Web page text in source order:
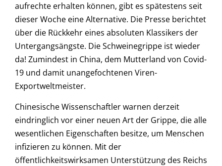
aufrechte erhalten können, gibt es spätestens seit
dieser Woche eine Alternative. Die Presse berichtet
über die Rückkehr eines absoluten Klassikers der
Untergangsängste. Die Schweinegrippe ist wieder
da! Zumindest in China, dem Mutterland von Covid-
19 und damit unangefochtenen Viren-
Exportweltmeister.
Chinesische Wissenschaftler warnen derzeit
eindringlich vor einer neuen Art der Grippe, die alle
wesentlichen Eigenschaften besitze, um Menschen
infizieren zu können. Mit der
öffentlichkeitswirksamen Unterstützung des Reichs